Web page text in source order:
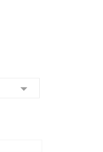
